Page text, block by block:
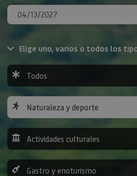
Elige uno, varios o todos los
Todos
Naturaleza y deporte
Actividades culturales
Gastro y enoturismo